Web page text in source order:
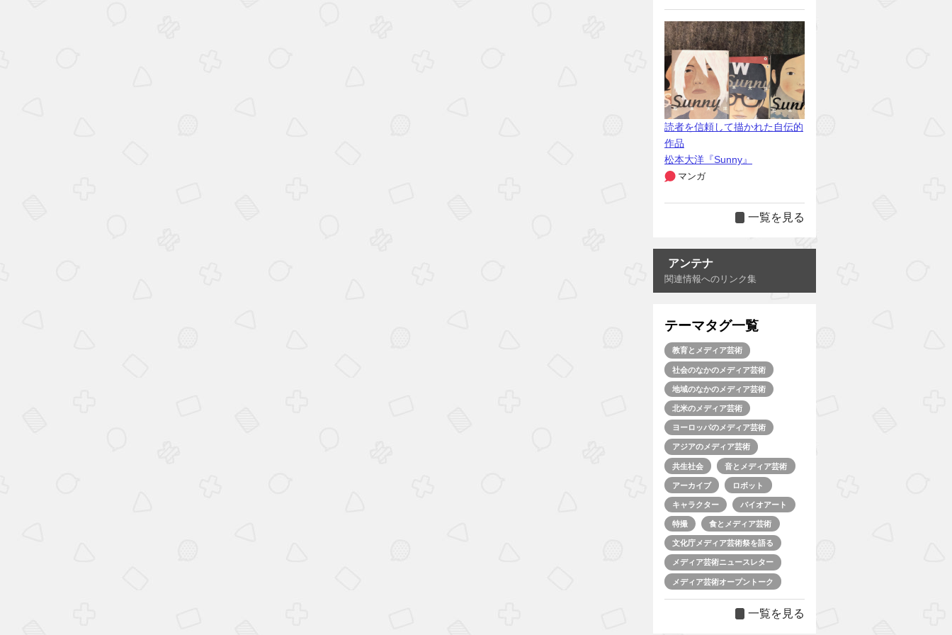
読者を信頼して描かれた自伝的
作品
松本大洋『Sunny』
マンガ
一覧を見る
アンテナ
関連情報へのリンク集
テーマタグ一覧
教育とメディア芸術
社会のなかのメディア芸術
地域のなかのメディア芸術
北米のメディア芸術
ヨーロッパのメディア芸術
アジアのメディア芸術
共生社会 音とメディア芸術
アーカイブ ロボット
キャラクター バイオアート
特撮 食とメディア芸術
文化庁メディア芸術祭を語る
メディア芸術ニュースレター
メディア芸術オープントーク
一覧を見る